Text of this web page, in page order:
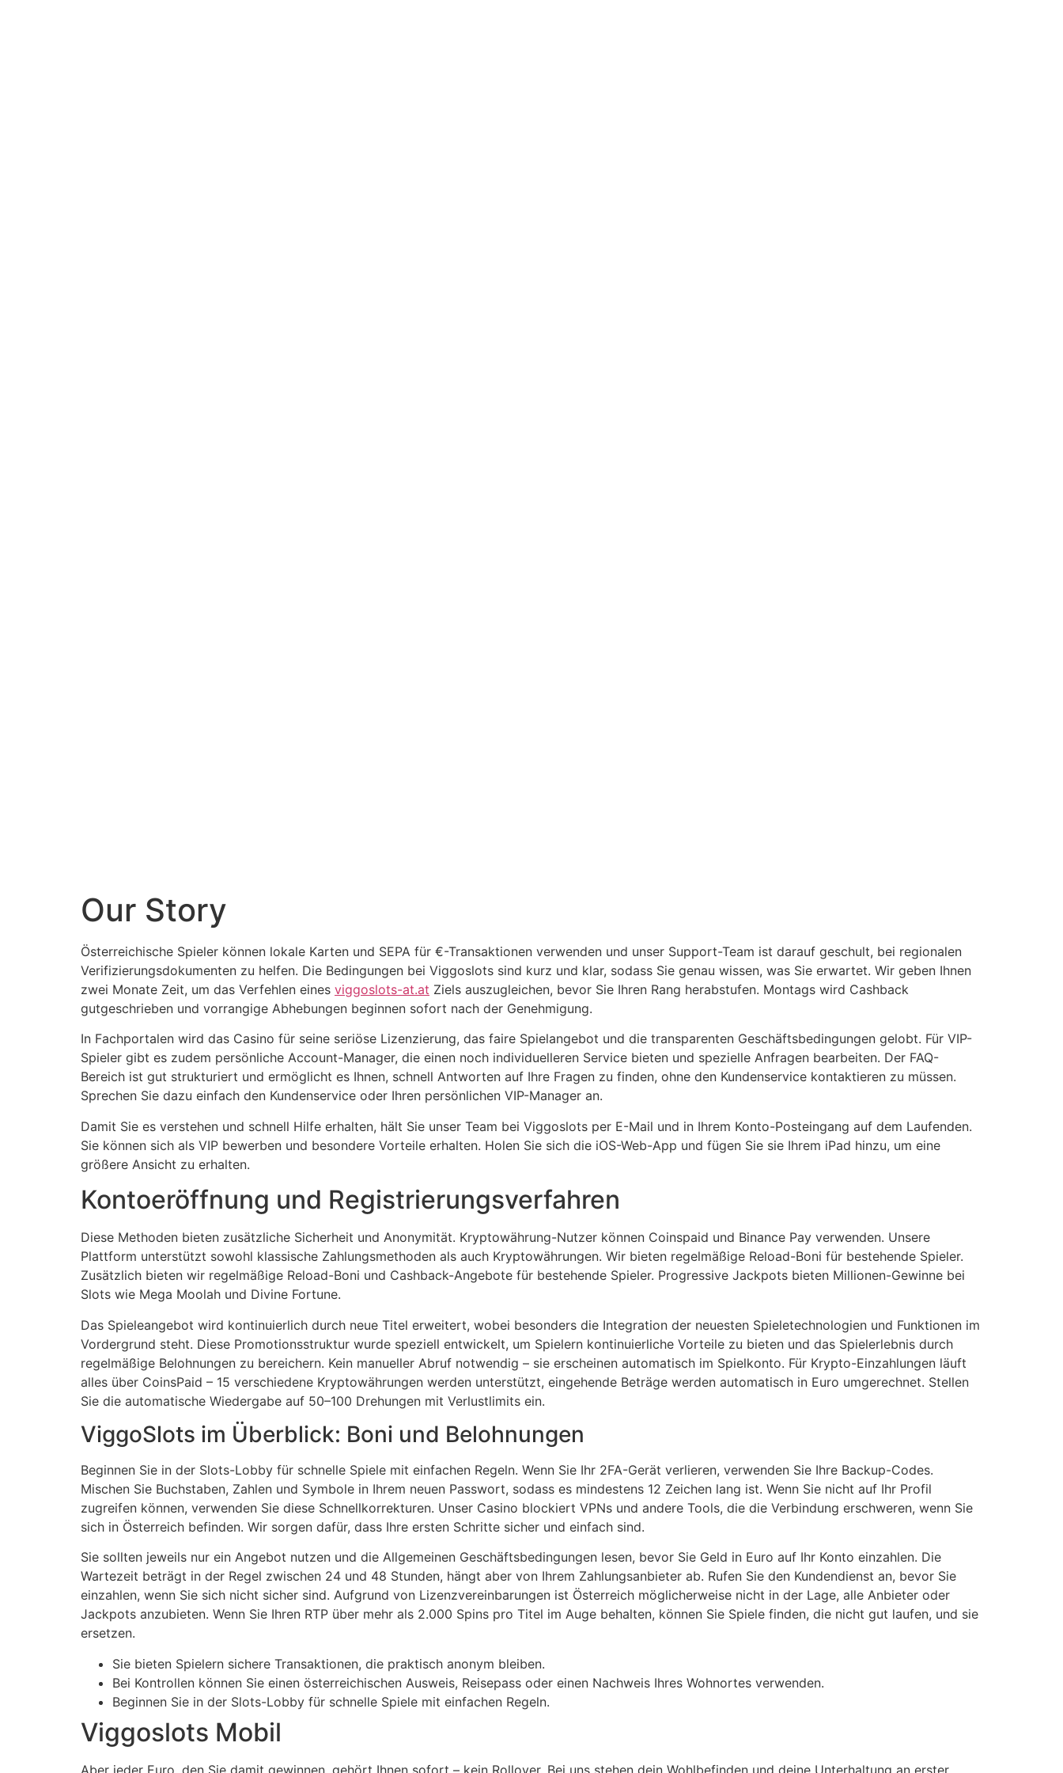
Our Story
Österreichische Spieler können lokale Karten und SEPA für €-Transaktionen verwenden und unser Support-Team ist darauf geschult, bei regionalen
Verifizierungsdokumenten zu helfen. Die Bedingungen bei Viggoslots sind kurz und klar, sodass Sie genau wissen, was Sie erwartet. Wir geben Ihnen
zwei Monate Zeit, um das Verfehlen eines viggoslots-at.at Ziels auszugleichen, bevor Sie Ihren Rang herabstufen. Montags wird Cashback
gutgeschrieben und vorrangige Abhebungen beginnen sofort nach der Genehmigung.
In Fachportalen wird das Casino für seine seriöse Lizenzierung, das faire Spielangebot und die transparenten Geschäftsbedingungen gelobt. Für VIP-
Spieler gibt es zudem persönliche Account-Manager, die einen noch individuelleren Service bieten und spezielle Anfragen bearbeiten. Der FAQ-
Bereich ist gut strukturiert und ermöglicht es Ihnen, schnell Antworten auf Ihre Fragen zu finden, ohne den Kundenservice kontaktieren zu müssen.
Sprechen Sie dazu einfach den Kundenservice oder Ihren persönlichen VIP-Manager an.
Damit Sie es verstehen und schnell Hilfe erhalten, hält Sie unser Team bei Viggoslots per E-Mail und in Ihrem Konto-Posteingang auf dem Laufenden.
Sie können sich als VIP bewerben und besondere Vorteile erhalten. Holen Sie sich die iOS-Web-App und fügen Sie sie Ihrem iPad hinzu, um eine
größere Ansicht zu erhalten.
Kontoeröffnung und Registrierungsverfahren
Diese Methoden bieten zusätzliche Sicherheit und Anonymität. Kryptowährung-Nutzer können Coinspaid und Binance Pay verwenden. Unsere
Plattform unterstützt sowohl klassische Zahlungsmethoden als auch Kryptowährungen. Wir bieten regelmäßige Reload-Boni für bestehende Spieler.
Zusätzlich bieten wir regelmäßige Reload-Boni und Cashback-Angebote für bestehende Spieler. Progressive Jackpots bieten Millionen-Gewinne bei
Slots wie Mega Moolah und Divine Fortune.
Das Spieleangebot wird kontinuierlich durch neue Titel erweitert, wobei besonders die Integration der neuesten Spieletechnologien und Funktionen im
Vordergrund steht. Diese Promotionsstruktur wurde speziell entwickelt, um Spielern kontinuierliche Vorteile zu bieten und das Spielerlebnis durch
regelmäßige Belohnungen zu bereichern. Kein manueller Abruf notwendig – sie erscheinen automatisch im Spielkonto. Für Krypto-Einzahlungen läuft
alles über CoinsPaid – 15 verschiedene Kryptowährungen werden unterstützt, eingehende Beträge werden automatisch in Euro umgerechnet. Stellen
Sie die automatische Wiedergabe auf 50–100 Drehungen mit Verlustlimits ein.
ViggoSlots im Überblick: Boni und Belohnungen
Beginnen Sie in der Slots-Lobby für schnelle Spiele mit einfachen Regeln. Wenn Sie Ihr 2FA-Gerät verlieren, verwenden Sie Ihre Backup-Codes.
Mischen Sie Buchstaben, Zahlen und Symbole in Ihrem neuen Passwort, sodass es mindestens 12 Zeichen lang ist. Wenn Sie nicht auf Ihr Profil
zugreifen können, verwenden Sie diese Schnellkorrekturen. Unser Casino blockiert VPNs und andere Tools, die die Verbindung erschweren, wenn Sie
sich in Österreich befinden. Wir sorgen dafür, dass Ihre ersten Schritte sicher und einfach sind.
Sie sollten jeweils nur ein Angebot nutzen und die Allgemeinen Geschäftsbedingungen lesen, bevor Sie Geld in Euro auf Ihr Konto einzahlen. Die
Wartezeit beträgt in der Regel zwischen 24 und 48 Stunden, hängt aber von Ihrem Zahlungsanbieter ab. Rufen Sie den Kundendienst an, bevor Sie
einzahlen, wenn Sie sich nicht sicher sind. Aufgrund von Lizenzvereinbarungen ist Österreich möglicherweise nicht in der Lage, alle Anbieter oder
Jackpots anzubieten. Wenn Sie Ihren RTP über mehr als 2.000 Spins pro Titel im Auge behalten, können Sie Spiele finden, die nicht gut laufen, und sie
ersetzen.
Sie bieten Spielern sichere Transaktionen, die praktisch anonym bleiben.
Bei Kontrollen können Sie einen österreichischen Ausweis, Reisepass oder einen Nachweis Ihres Wohnortes verwenden.
Beginnen Sie in der Slots-Lobby für schnelle Spiele mit einfachen Regeln.
Viggoslots Mobil
Aber jeder Euro, den Sie damit gewinnen, gehört Ihnen sofort – kein Rollover. Bei uns stehen dein Wohlbefinden und deine Unterhaltung an erster